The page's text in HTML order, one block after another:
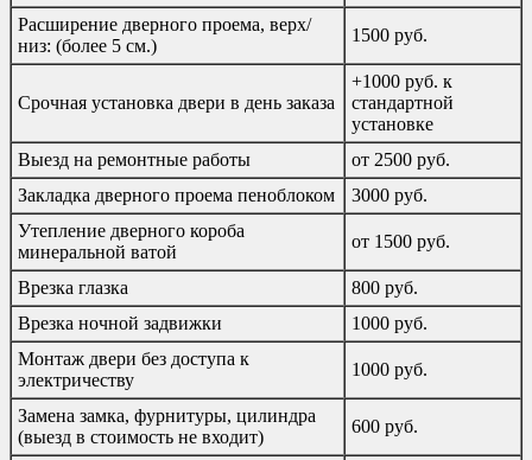
Расширение дверного проема, верх/
низ: (более 5 см.)
1500 руб.
Срочная установка двери в день заказа
+1000 руб. к
стандартной
установке
Выезд на ремонтные работы
от 2500 руб.
Закладка дверного проема пеноблоком
3000 руб.
Утепление дверного короба
минеральной ватой
от 1500 руб.
Врезка глазка
800 руб.
Врезка ночной задвижки
1000 руб.
Монтаж двери без доступа к
электричеству
1000 руб.
Замена замка, фурнитуры, цилиндра
(выезд в стоимость не входит)
600 руб.